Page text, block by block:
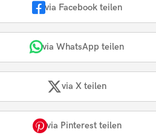
via Facebook teilen
via WhatsApp teilen
via X teilen
via Pinterest teilen